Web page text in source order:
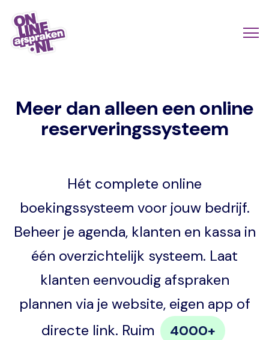
Naar
hoofdinhoud
Meer dan alleen een online
reserveringssysteem
Hét complete online
boekingssysteem voor jouw bedrijf.
Beheer je agenda, klanten en kassa in
één overzichtelijk systeem. Laat
klanten eenvoudig afspraken
plannen via je website, eigen app of
directe link. Ruim
4000+